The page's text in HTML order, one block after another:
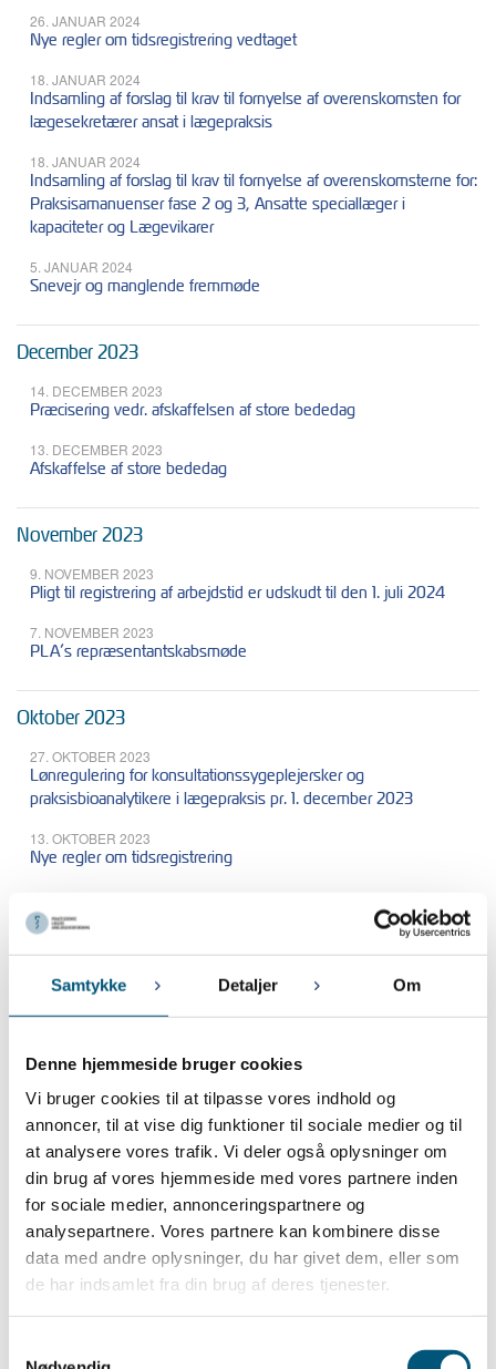
Samtykke Detaljer Om
Denne hjemmeside bruger cookies
Vi bruger cookies til at tilpasse vores indhold og
annoncer, til at vise dig funktioner til sociale medier og til
at analysere vores trafik. Vi deler også oplysninger om
din brug af vores hjemmeside med vores partnere inden
for sociale medier, annonceringspartnere og
analysepartnere. Vores partnere kan kombinere disse
data med andre oplysninger, du har givet dem, eller som
de har indsamlet fra din brug af deres tjenester.
26. JANUAR 2024
Nye regler om tidsregistrering vedtaget
18. JANUAR 2024
Indsamling af forslag til krav til fornyelse af overenskomsten for
lægesekretærer ansat i lægepraksis
18. JANUAR 2024
Indsamling af forslag til krav til fornyelse af overenskomsterne for:
Praksisamanuenser fase 2 og 3, Ansatte speciallæger i
kapaciteter og Lægevikarer
5. JANUAR 2024
Snevejr og manglende fremmøde
December 2023
14. DECEMBER 2023
Præcisering vedr. afskaffelsen af store bededag
13. DECEMBER 2023
Afskaffelse af store bededag
November 2023
9. NOVEMBER 2023
Pligt til registrering af arbejdstid er udskudt til den 1. juli 2024
7. NOVEMBER 2023
PLA’s repræsentantskabsmøde
Oktober 2023
27. OKTOBER 2023
Lønregulering for konsultationssygeplejersker og
praksisbioanalytikere i lægepraksis pr. 1. december 2023
13. OKTOBER 2023
Nye regler om tidsregistrering
OBS: Husk særlige regler ved ferielukning i julen
2. OKTOBER 2023
Lønregulering for lægevikar og praksisamanuensis pr. 1. oktober
2023
September 2023
18. SEPTEMBER 2023
Lønregulering for ansatte læger i kapaciteter pr. 01-10-2023
August 2023
9. AUGUST 2023
PLA afholder gå hjem-møder om lægens rolle som arbejdsgiver
Juli 2023